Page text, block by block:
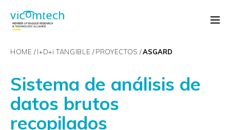
HOME I+D+i TANGIBLE PROYECTOS ASGARD
Sistema de análisis de
datos brutos
recopilados